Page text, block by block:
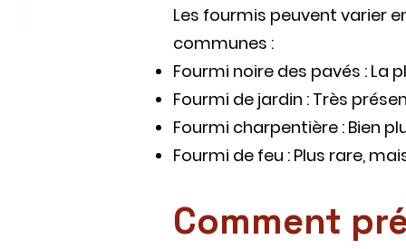
Les fourmis peuvent varier
communes :
Fourmi noire des pavés : La
Fourmi de jardin : Très
Fourmi charpentière : Bien
Fourmi de feu : Plus rare,
Comment